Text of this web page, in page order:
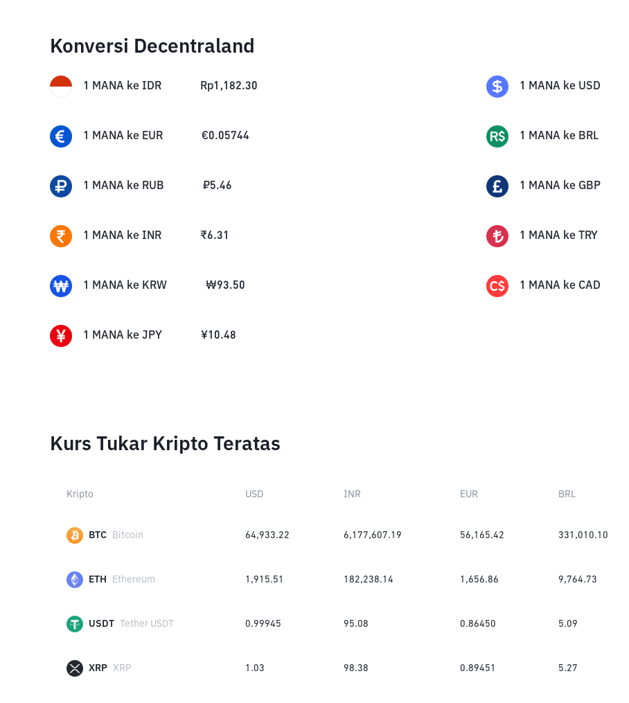
Konversi Decentraland
1 MANA ke IDR Rp1,182.30 1 MANA ke USD
1 MANA ke EUR €0.05744 1 MANA ke BRL
1 MANA ke RUB ₽5.46 1 MANA ke GBP
1 MANA ke INR ₹6.31 1 MANA ke TRY
1 MANA ke KRW ₩93.50 1 MANA ke CAD
1 MANA ke JPY ¥10.48
Kurs Tukar Kripto Teratas
Kripto USD INR EUR BRL
BTC Bitcoin 64,933.22 6,177,607.19 56,165.42 331,010.10
ETH Ethereum 1,915.51 182,238.14 1,656.86 9,764.73
USDT Tether USDT 0.99945 95.08 0.86450 5.09
XRP XRP 1.03 98.38 0.89451 5.27